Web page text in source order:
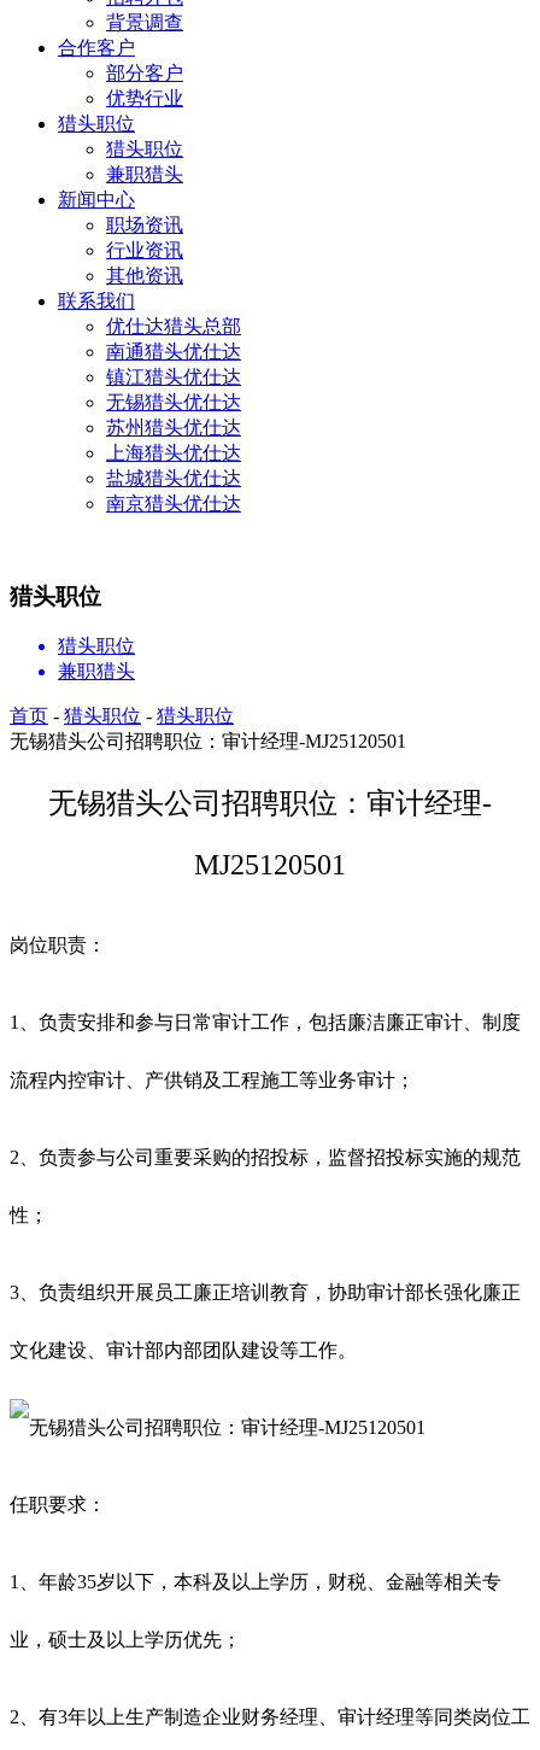
背景调查
合作客户
部分客户
优势行业
猎头职位
猎头职位
兼职猎头
新闻中心
职场资讯
行业资讯
其他资讯
联系我们
优仕达猎头总部
南通猎头优仕达
镇江猎头优仕达
无锡猎头优仕达
苏州猎头优仕达
上海猎头优仕达
盐城猎头优仕达
南京猎头优仕达
猎头职位
猎头职位
兼职猎头
首页 - 猎头职位 - 猎头职位
无锡猎头公司招聘职位：审计经理-MJ25120501
无锡猎头公司招聘职位：审计经理-
MJ25120501
岗位职责：
1、负责安排和参与日常审计工作，包括廉洁廉正审计、制度
流程内控审计、产供销及工程施工等业务审计；
2、负责参与公司重要采购的招投标，监督招投标实施的规范
性；
3、负责组织开展员工廉正培训教育，协助审计部长强化廉正
文化建设、审计部内部团队建设等工作。
任职要求：
1、年龄35岁以下，本科及以上学历，财税、金融等相关专
业，硕士及以上学历优先；
2、有3年以上生产制造企业财务经理、审计经理等同类岗位工